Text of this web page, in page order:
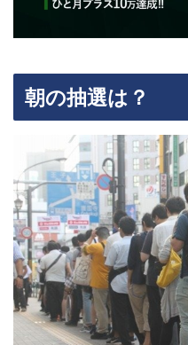
朝の抽選は？